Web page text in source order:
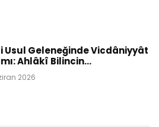
Usul Geleneğinde Vicdâniyyât
Ahlâkî Bilincin...
2026